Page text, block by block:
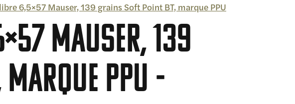
6,5×57 Mauser, 139 grains Soft Point BT, marque PPU
Mauser, 139
PPU